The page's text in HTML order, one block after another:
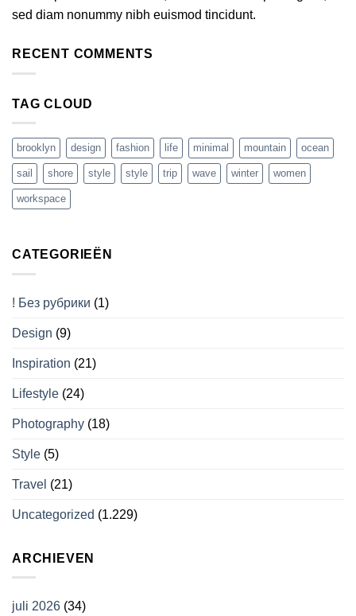
sed diam nonummy nibh euismod tincidunt.
RECENT COMMENTS
TAG CLOUD
brooklyn design fashion life minimal mountain ocean
sail shore style style trip wave winter women
workspace
CATEGORIEËN
! Без рубрики (1)
Design (9)
Inspiration (21)
Lifestyle (24)
Photography (18)
Style (5)
Travel (21)
Uncategorized (1.229)
ARCHIEVEN
juli 2026 (34)